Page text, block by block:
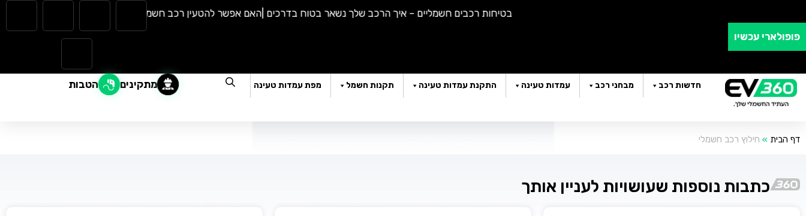
פופולארי עכשיו
בטיחות רכבים חשמליים – איך הרכב שלך נשאר בטוח בדרכים |האם אפשר להטעין רכב חשמלי בגשם? כל מה שצריך לדעת |
חדשות רכב מבחני רכב עמדות טעינה התקנת עמדות טעינה תקנות חשמל מפת עמדות טעינה מתקינים הטבות
דף הבית » חילוץ רכב חשמלי
כתבות נוספות שעושויות לעניין אותך